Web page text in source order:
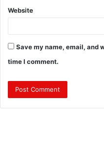
Website
Save my name, email, and
time I comment.